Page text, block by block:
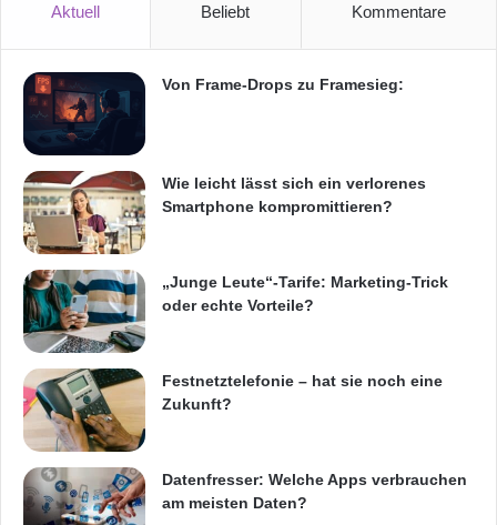
Suchmaschinenoptimierung
Aktuell Beliebt Kommentare
Von Frame-Drops zu Framesieg:
Wie leicht lässt sich ein verlorenes
Smartphone kompromittieren?
„Junge Leute“-Tarife: Marketing-Trick
oder echte Vorteile?
Festnetztelefonie – hat sie noch eine
Zukunft?
Datenfresser: Welche Apps verbrauchen
am meisten Daten?